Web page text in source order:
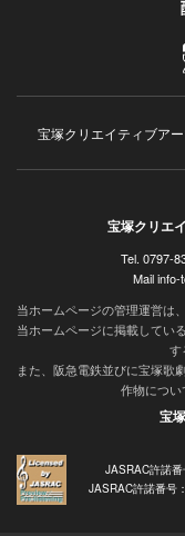
宝塚クリエイティブア
宝塚クリエ
Tel. 0797-
Mail
当ホームページの管理運営は
当ホームページに掲載してい
す
また、阪急電鉄並びに宝塚歌
作物につい
宝
JASRAC許諾
JASRAC許諾番号